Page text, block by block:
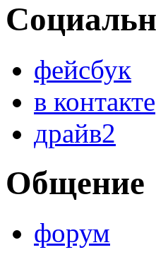
фейсбук
в контакте
драйв2
Общение
форум